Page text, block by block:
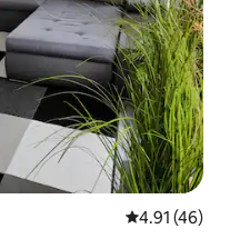
평점 4.91점
4.91 (46)